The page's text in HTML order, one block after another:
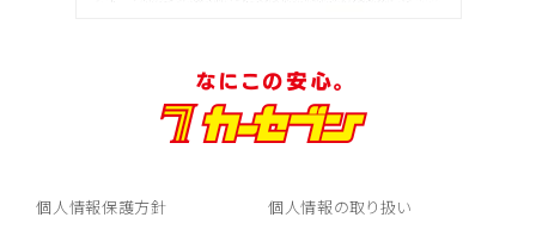
個人情報保護方針
個人情報の取り扱い